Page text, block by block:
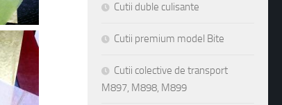
Cutii duble culisante
Cutii premium model Bite
Cutii colective de transport
M897, M898, M899